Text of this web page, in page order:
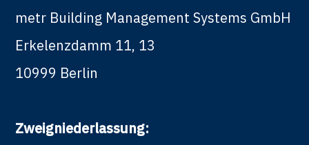
metr Building Management Systems GmbH
Erkelenzdamm 11, 13
10999 Berlin
Zweigniederlassung: